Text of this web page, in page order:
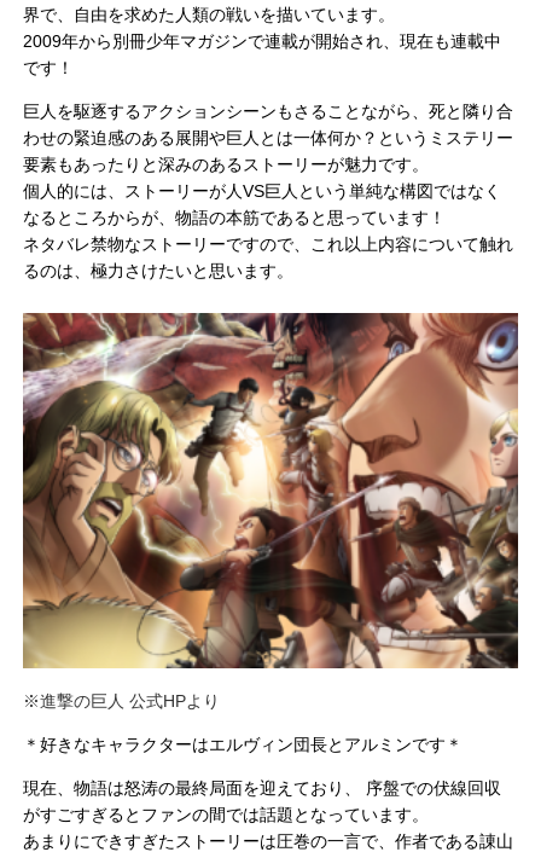
界で、自由を求めた人類の戦いを描いています。
2009年から別冊少年マガジンで連載が開始され、現在も連載中
です！
巨人を駆逐するアクションシーンもさることながら、死と隣り合
わせの緊迫感のある展開や巨人とは一体何か？というミステリー
要素もあったりと深みのあるストーリーが魅力です。
個人的には、ストーリーが人VS巨人という単純な構図ではなく
なるところからが、物語の本筋であると思っています！
ネタバレ禁物なストーリーですので、これ以上内容について触れ
るのは、極力さけたいと思います。
※進撃の巨人公式HPより
＊好きなキャラクターはエルヴィン団長とアルミンです＊
現在、物語は怒涛の最終局面を迎えており、 序盤での伏線回収
がすごすぎるとファンの間では話題となっています。
あまりにできすぎたストーリーは圧巻の一言で、作者である諌山